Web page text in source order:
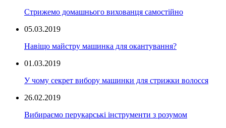
Стрижемо домашнього вихованця самостійно
05.03.2019
Навіщо майстру машинка для окантування?
01.03.2019
У чому секрет вибору машинки для стрижки волосся
26.02.2019
Вибираємо перукарські інструменти з розумом